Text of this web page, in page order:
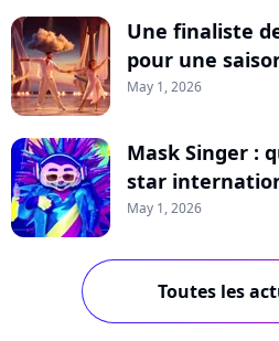
Une finaliste
pour une
May 1, 2026
Mask Singer :
star
May 1, 2026
Toutes les